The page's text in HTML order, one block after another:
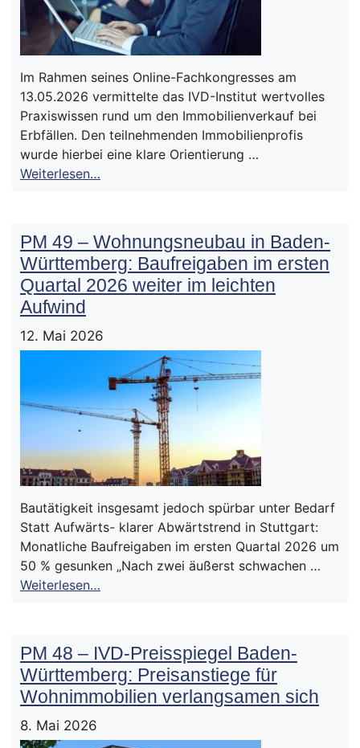
Im Rahmen seines Online-Fachkongresses am
13.05.2026 vermittelte das IVD-Institut wertvolles
Praxiswissen rund um den Immobilienverkauf bei
Erbfällen. Den teilnehmenden Immobilienprofis
wurde hierbei eine klare Orientierung …
Weiterlesen…
PM 49 – Wohnungsneubau in Baden-
Württemberg: Baufreigaben im ersten
Quartal 2026 weiter im leichten
Aufwind
12. Mai 2026
Bautätigkeit insgesamt jedoch spürbar unter Bedarf
Statt Aufwärts- klarer Abwärtstrend in Stuttgart:
Monatliche Baufreigaben im ersten Quartal 2026 um
50 % gesunken „Nach zwei äußerst schwachen …
Weiterlesen…
PM 48 – IVD-Preisspiegel Baden-
Württemberg: Preisanstiege für
Wohnimmobilien verlangsamen sich
8. Mai 2026